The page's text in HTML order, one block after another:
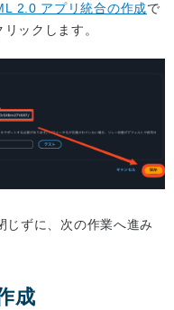
2.0 アプリ統合の作成で
リックします。
じずに、次の作業へ進み
成